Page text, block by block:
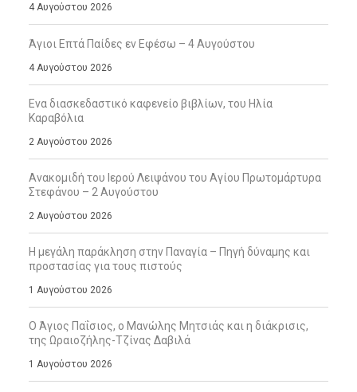
4 Αυγούστου 2026
Άγιοι Επτά Παίδες εν Εφέσω – 4 Αυγούστου
4 Αυγούστου 2026
Ενα διασκεδαστικό καφενείο βιβλίων, του Ηλία
Καραβόλια
2 Αυγούστου 2026
Ανακομιδή του Ιερού Λειψάνου του Αγίου Πρωτομάρτυρα
Στεφάνου – 2 Αυγούστου
2 Αυγούστου 2026
Η μεγάλη παράκληση στην Παναγία – Πηγή δύναμης και
προστασίας για τους πιστούς
1 Αυγούστου 2026
Ο Άγιος Παΐσιος, ο Μανώλης Μητσιάς και η διάκρισις,
της Ωραιοζήλης-Τζίνας Δαβιλά
1 Αυγούστου 2026